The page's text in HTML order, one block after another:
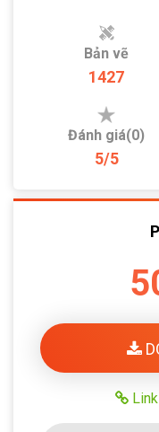
Bản vẽ
1427
Đánh giá(0)
5/5